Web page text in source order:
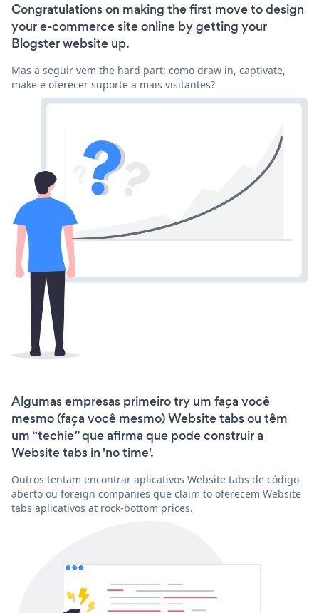
Congratulations on making the first move to design
your e-commerce site online by getting your
Blogster website up.
Mas a seguir vem the hard part: como draw in, captivate,
make e oferecer suporte a mais visitantes?
Algumas empresas primeiro try um faça você
mesmo (faça você mesmo) Website tabs ou têm
um “techie” que afirma que pode construir a
Website tabs in 'no time'.
Outros tentam encontrar aplicativos Website tabs de código
aberto ou foreign companies que claim to oferecem Website
tabs aplicativos at rock-bottom prices.